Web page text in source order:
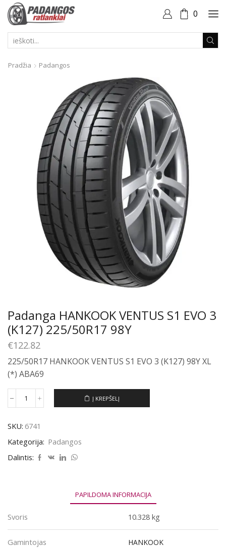
0
Pradžia Padangos
Padanga HANKOOK VENTUS S1 EVO 3
(K127) 225/50R17 98Y
€122.82
225/50R17 HANKOOK VENTUS S1 EVO 3 (K127) 98Y XL
(*) ABA69
produkto
HANKOOK
VENTUS
S1
EVO
Į KREPŠELĮ
SKU: 6741
Kategorija: Padangos
Dalintis:
PAPILDOMA INFORMACIJA
Svoris 10.328 kg
Gamintojas HANKOOK